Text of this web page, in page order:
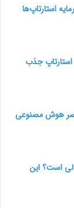
استارتاپ‌ها
استارتاپ جذب
عصر هوش مصنوعی
است؟ این